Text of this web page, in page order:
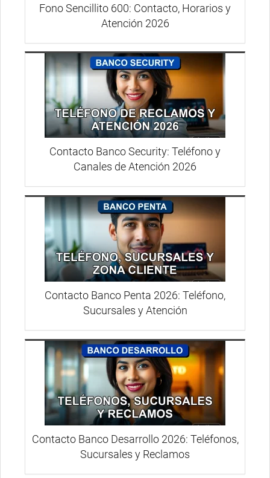
Fono Sencillito 600: Contacto, Horarios y
Atención 2026
Contacto Banco Security: Teléfono y
Canales de Atención 2026
Contacto Banco Penta 2026: Teléfono,
Sucursales y Atención
Contacto Banco Desarrollo 2026: Teléfonos,
Sucursales y Reclamos